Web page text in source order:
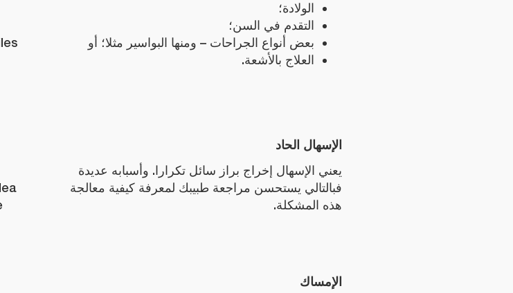
الولادة؛
التقدم في السن؛
بعض أنواع الجراحات – ومنها البواسير مثلا؛ أو
العلاج بالأشعة.
الإسهال الحاد
يعني الإسهال إخراج براز سائل تكرارا. وأسبابه عديدة
فبالتالي يستحسن مراجعة طبيبك لمعرفة كيفية معالجة
هذه المشكلة.
الإمساك